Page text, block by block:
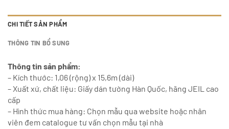
CHI TIẾT SẢN PHẨM
THÔNG TIN BỔ SUNG
Thông tin sản phẩm:
– Kích thước: 1,06 (rộng) x 15,6m (dài)
– Xuất xứ, chất liệu: Giấy dán tường Hàn Quốc, hãng JEIL cao
cấp
– Hình thức mua hàng: Chọn mẫu qua website hoặc nhân
viên đem catalogue tư vấn chọn mẫu tại nhà